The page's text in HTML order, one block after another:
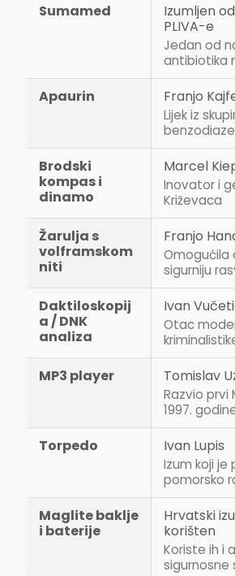
Sumamed
Izumljen
PLIVA-e
Jedan od
antibiotika
Apaurin Franjo
Lijek iz
Brodski
kompas i
dinamo
Marcel
Inovator i
Križevaca
Žarulja s
volframskom
niti
Franjo
Omogućila
sigurniju
Daktiloskopij
a / DNK
analiza
Ivan
Otac
MP3 player Tomislav
Razvio prvi
1997.
Torpedo Ivan Lupis
Izum koji je
pomorsko
Maglite baklje
i baterije
Hrvatski
korišten
Koriste ih i
sigurnosne